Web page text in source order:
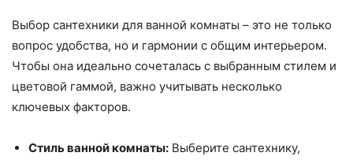
Выбор сантехники для ванной комнаты – это не только
вопрос удобства, но и гармонии с общим интерьером.
Чтобы она идеально сочеталась с выбранным стилем и
цветовой гаммой, важно учитывать несколько
ключевых факторов.
Стиль ванной комнаты: Выберите сантехнику,